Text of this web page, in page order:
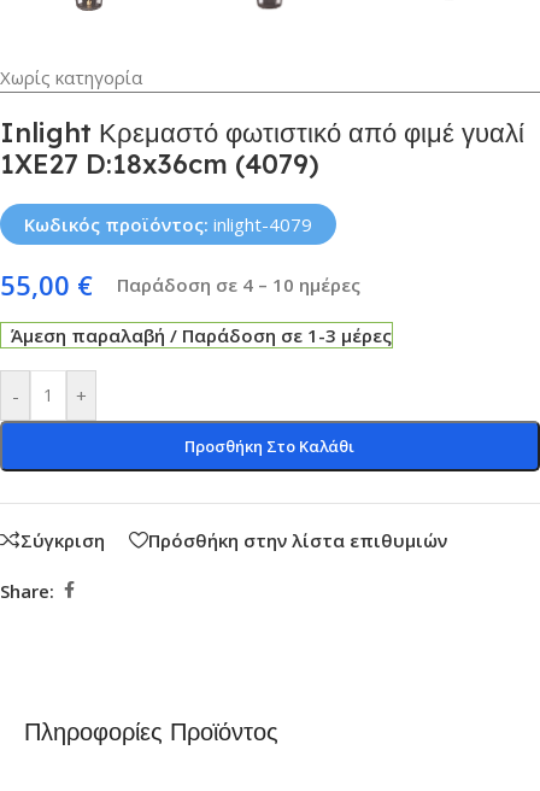
Χωρίς κατηγορία
Inlight Κρεμαστό φωτιστικό από φιμέ γυαλί
1XE27 D:18x36cm (4079)
Κωδικός προϊόντος: inlight-4079
55,00 € Παράδοση σε 4 – 10 ημέρες
Άμεση παραλαβή / Παράδοση σε 1-3 μέρες
- +
Προσθήκη Στο Καλάθι
Σύγκριση Πρόσθήκη στην λίστα επιθυμιών
Share:
Πληροφορίες Προϊόντος